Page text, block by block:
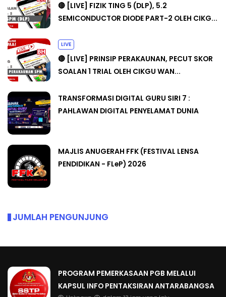
🔴 [LIVE] FIZIK TING 5 (DLP), 5.2
SEMICONDUCTOR DIODE PART-2 OLEH CIKG...
LIVE
🔴 [LIVE] PRINSIP PERAKAUNAN, PECUT SKOR
SOALAN 1 TRIAL OLEH CIKGU WAN...
TRANSFORMASI DIGITAL GURU SIRI 7 :
PAHLAWAN DIGITAL PENYELAMAT DUNIA
MAJLIS ANUGERAH FFK (FESTIVAL LENSA
PENDIDIKAN - FLeP) 2026
JUMLAH PENGUNJUNG
PROGRAM PEMERKASAAN PGB MELALUI
KAPSUL INFO PENTAKSIRAN ANTARABANGSA